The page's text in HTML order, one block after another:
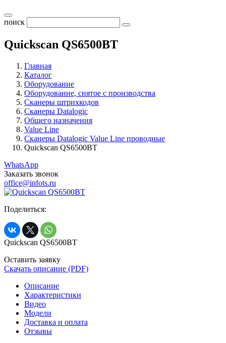
поиск
Quickscan QS6500BT
Главная
Каталог
Оборудование
Оборудование, снятое с производства
Сканеры штрихкодов
Сканеры Datalogic
Общего назначения
Value Line
Сканеры Datalogic Value Line проводные
Quickscan QS6500BT
WhatsApp
Заказать звонок
office@infots.ru
Поделиться:
Quickscan QS6500BT
Оставить заявку
Скачать описание (PDF)
Описание
Характеристики
Видео
Модели
Доставка и оплата
Отзывы